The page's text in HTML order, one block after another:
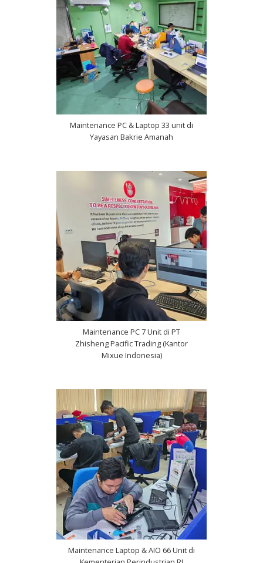
Maintenance PC & Laptop 33 unit di
Yayasan Bakrie Amanah
Maintenance PC 7 Unit di PT
Zhisheng Pacific Trading (Kantor
Mixue Indonesia)
Maintenance Laptop & AIO 66 Unit di